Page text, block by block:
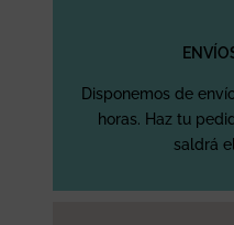
Disponemos de
horas. Haz tu
saldrá